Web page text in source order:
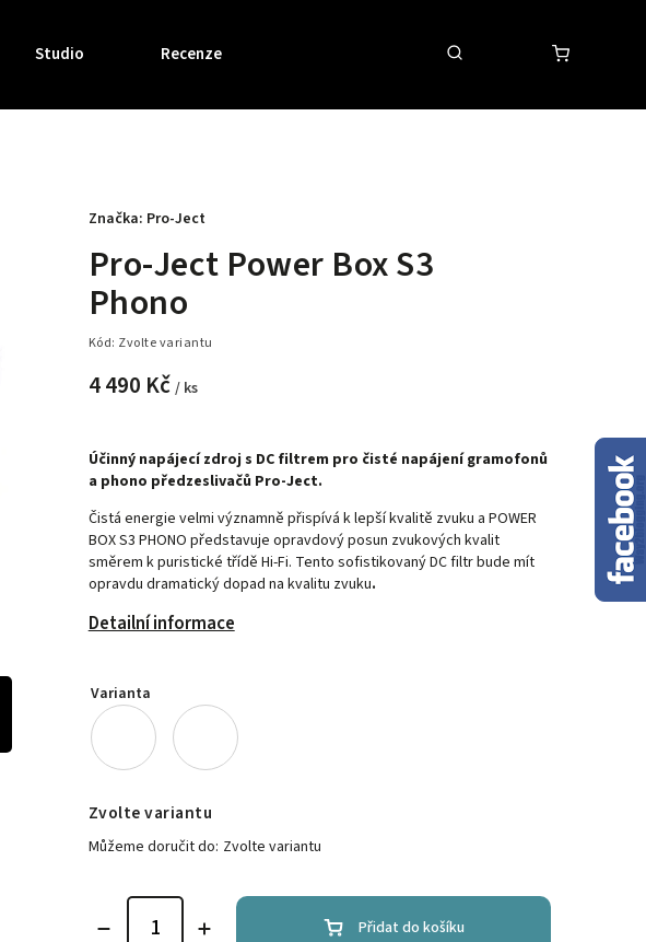
Studio Recenze Kontakty
Pro-Ject Power Box S3
Phono
Kód: Zvolte variantu
4 490 Kč / ks
Účinný napájecí zdroj s DC filtrem pro čisté napájení gramofonů
a phono předzeslivačů Pro-Ject.
Čistá energie velmi významně přispívá k lepší kvalitě zvuku a POWER
BOX S3 PHONO představuje opravdový posun zvukových kvalit
směrem k puristické třídě Hi-Fi. Tento sofistikovaný DC filtr bude mít
opravdu dramatický dopad na kvalitu zvuku.
Detailní informace
Značka: Pro-Ject
Varianta
Zvolte variantu
Můžeme doručit do: Zvolte variantu
Přidat do košíku